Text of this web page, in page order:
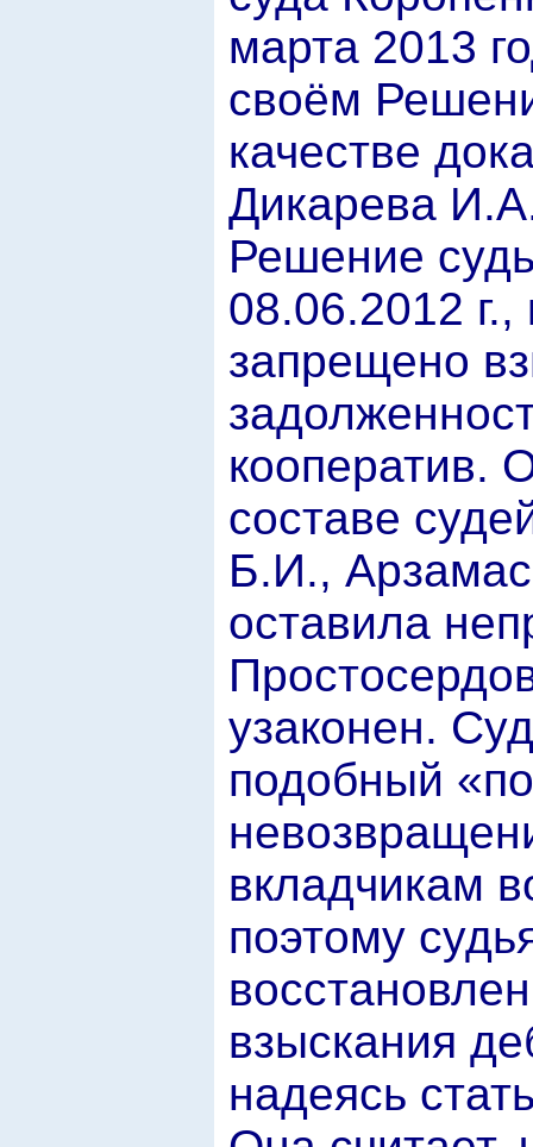
марта 2013
своём
качестве
Дикарева
Решение
08.06.2012
запрещено
кооператив.
составе
Б.И.,
оставила
узаконен.
подобный
вкладчикам
поэтому
взыскания
надеясь